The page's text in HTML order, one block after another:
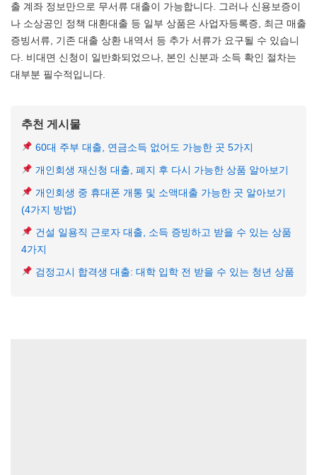
출 계좌 정보만으로 무서류 대출이 가능합니다. 그러나 신용보증이
나 소상공인 정책 대환대출 등 일부 상품은 사업자등록증, 최근 매출
증빙서류, 기존 대출 상환 내역서 등 추가 서류가 요구될 수 있습니
다. 비대면 신청이 일반화되었으나, 본인 신분과 소득 확인 절차는
대부분 필수적입니다.
추천 게시물
60대 주부 대출, 연금소득 없어도 가능한 곳 5가지
개인회생 재신청 대출, 폐지 후 다시 가능한 상품 알아보기
개인회생 중 휴대폰 개통 및 소액대출 가능한 곳 알아보기
(4가지 방법)
건설 일용직 근로자 대출, 소득 증빙하고 받을 수 있는 상품
4가지
검정고시 합격생 대출: 대학 입학 전 받을 수 있는 청년 상품